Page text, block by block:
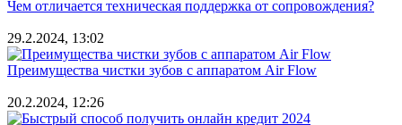
Чем отличается техническая поддержка от сопровождения?
29.2.2024, 13:02
Преимущества чистки зубов с аппаратом Air Flow
20.2.2024, 12:26